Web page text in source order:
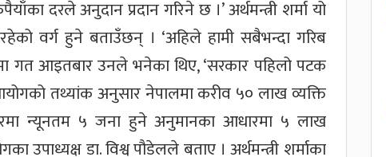
दरले अनुदान प्रदान गरिने छ ।’ अर्थमन्त्री शर्मा यो
वर्ग हुने बताउँछन् । ‘अहिले हामी सबैभन्दा गरिब
गत आइतबार उनले भनेका थिए, ‘सरकार पहिलो पटक
आयोगको तथ्यांक अनुसार नेपालमा करीव ५० लाख व्यक्ति
न्यूनतम ५ जना हुने अनुमानका आधारमा ५ लाख
उपाध्यक्ष डा. विश्व पौडेलले बताए । अर्थमन्त्री शर्माका